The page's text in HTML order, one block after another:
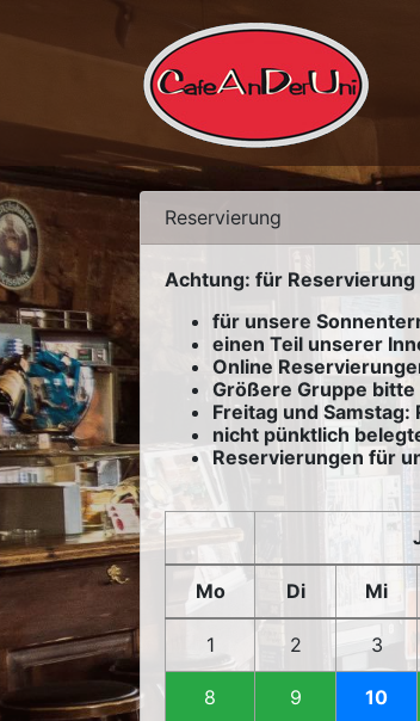
Reservierung
Achtung: für
für unsere
einen Teil unserer
Online
Größere Gruppe
Freitag und
nicht pünktlich
Reservierungen für
Mo Di Mi
1 2 3
8 9 10